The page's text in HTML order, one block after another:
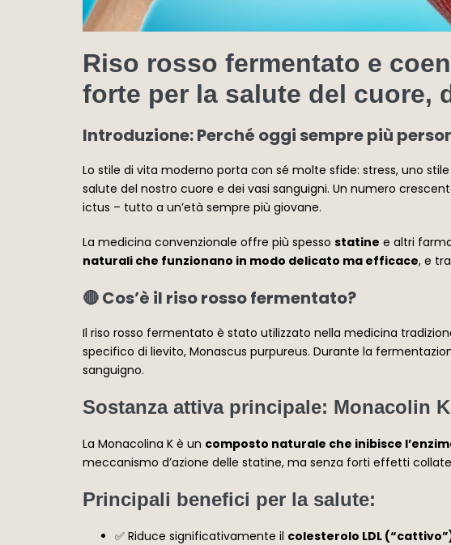
Riso rosso fermentato e
forte per la salute del cuore,
Introduzione: Perché oggi sempre più
Lo stile di vita moderno porta con sé molte sfide: stress, uno
salute del nostro cuore e dei vasi sanguigni. Un numero
ictus – tutto a un’età sempre più giovane.
La medicina convenzionale offre più spesso statine e altri
naturali che funzionano in modo delicato ma efficace, e
🔴 Cos’è il riso rosso fermentato?
Il riso rosso fermentato è stato utilizzato nella medicina
specifico di lievito, Monascus purpureus. Durante la
sanguigno.
Sostanza attiva principale: Monacolin K
La Monacolina K è un composto naturale che inibisce
meccanismo d’azione delle statine, ma senza forti effetti
Principali benefici per la salute:
✅ Riduce significativamente il colesterolo LDL